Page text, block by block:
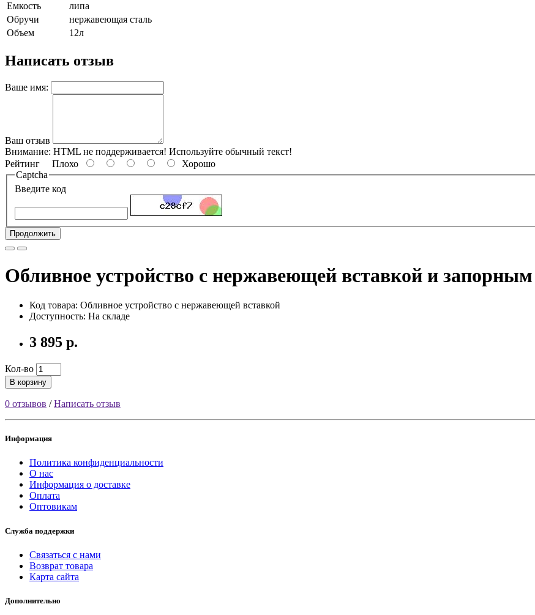
Емкость
липа
Обручи
нержавеющая сталь
Объем
12л
Написать отзыв
Ваше имя:
Ваш отзыв
Внимание: HTML не поддерживается! Используйте обычный текст!
Рейтинг Плохо
Хорошо
Captcha
Введите код
Продолжить
Обливное устройство с нержавеющей вставкой и запорным
Код товара: Обливное устройство с нержавеющей вставкой
Доступность: На складе
3 895 р.
Кол-во
В корзину
0 отзывов /Написать отзыв
Информация
Политика конфиденциальности
О нас
Информация о доставке
Оплата
Оптовикам
Служба поддержки
Связаться с нами
Возврат товара
Карта сайта
Дополнительно